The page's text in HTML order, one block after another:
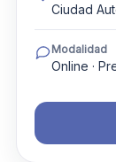
Ciudad
Modalidad
Online ·